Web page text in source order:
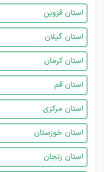
استان قزوین
استان گیلان
استان کرمان
استان قم
استان مرکزی
استان خوزستان
استان زنجان